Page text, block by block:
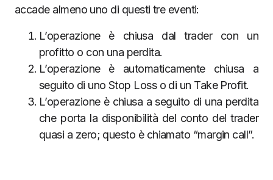
accade almeno uno di questi tre eventi:
L’operazione è chiusa dal trader con un
profitto o con una perdita.
L’operazione è automaticamente chiusa a
seguito di uno Stop Loss o di un Take Profit.
L’operazione è chiusa a seguito di una perdita
che porta la disponibilità del conto del trader
quasi a zero; questo è chiamato “margin call”.